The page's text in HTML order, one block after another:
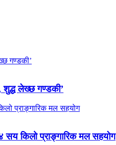
शुद्ध लेख्छ गण्डकी’
सय किलो प्राङ्गारिक मल सहयोग